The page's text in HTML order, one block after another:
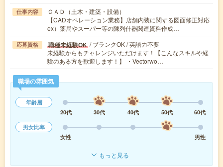
仕事内容
ＣＡＤ（土木・建築・設備）
【CADオペレーション業務】店舗内装に関する図面修正対応
ex）薬局やスーパー等の陳列什器関連資料作成…
応募資格 職種未経験OK / ブランクOK / 英語力不要
未経験からもチャレンジいただけます！【こんなスキルや経
験のある方を歓迎します！】 ・Vectorwo…
職場の雰囲気
年齢層
20代
30代 40代 50代
60代
男女比率
女性
男性
もっと見る